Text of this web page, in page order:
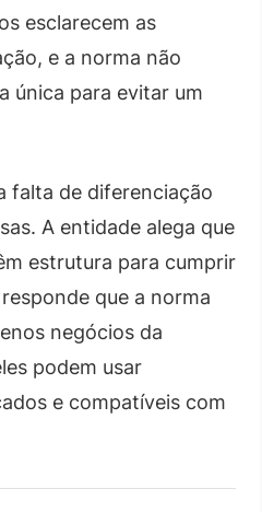
esclarecem as
e a norma não
única para evitar um
falta de diferenciação
A entidade alega que
estrutura para cumprir
que a norma
negócios da
podem usar
e compatíveis com